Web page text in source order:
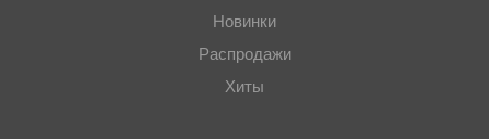
Новинки
Распродажи
Хиты